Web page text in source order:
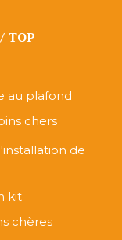
TOP
au plafond
chers
de
kit
chères